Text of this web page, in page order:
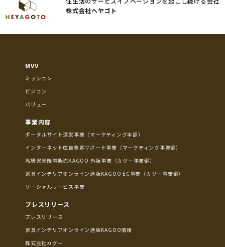
株式会社ヘヤゴト
MVV
ミッション
ビジョン
バリュー
事業内容
ポータルサイト運営事業（マーケティング本部）
インターネット広告集客サポート事業（マーケティング事業部）
高級家具催事販売KAGOO 外販事業（カグー事業部）
家具インテリアオンライン通販KAGOO EC事業（カグー事業部）
ソーシャルサービス事業
プレスリリース
プレスリリース
家具インテリアオンライン通販KAGOO情報
株式会社カグー